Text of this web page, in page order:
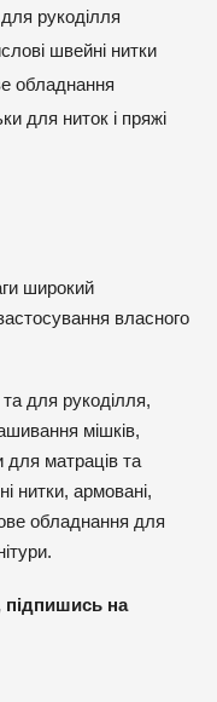
рукоділля
швейні нитки
обладнання
для ниток і пряжі
широкий
власного
для рукоділля,
мішків,
для матраців та
нитки, армовані,
обладнання для
підпишись на